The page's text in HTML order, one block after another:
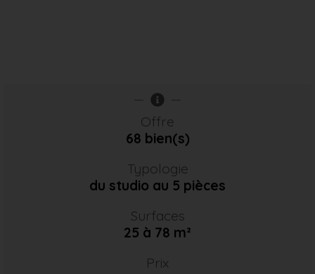
Offre
68 bien(s)
Typologie
du studio au 5 pièces
Surfaces
25 à 78 m²
Prix